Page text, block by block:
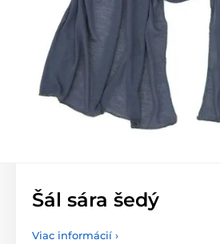
Šál sára šedý
Viac informácií ›